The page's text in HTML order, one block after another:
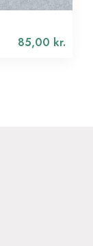
85,00 kr.